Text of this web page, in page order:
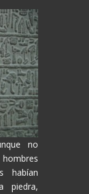
no
habían
piedra,